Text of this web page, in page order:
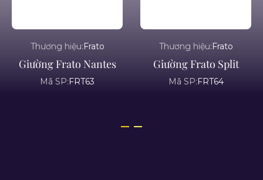
Thương hiệu:Frato
Giường Frato Nantes
Mã SP:FRT63
Thương hiệu:Frato
Giường Frato Split
Mã SP:FRT64